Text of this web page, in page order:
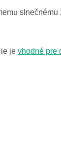
je vhodné pre